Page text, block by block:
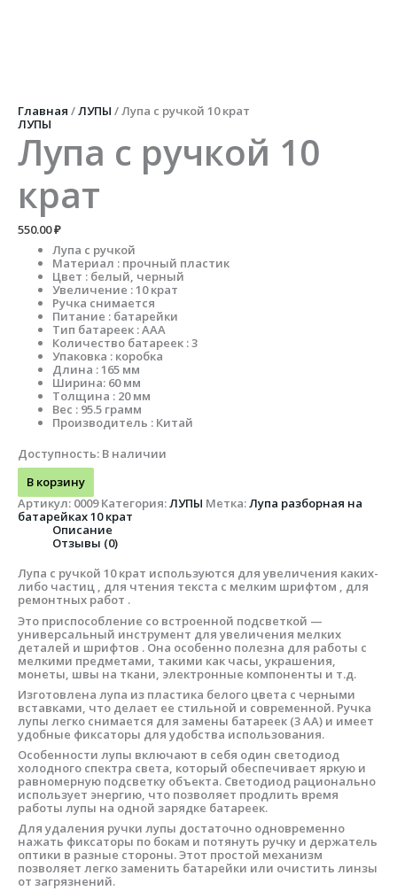
Главная /ЛУПЫ / Лупа с ручкой 10 крат
ЛУПЫ
Лупа с ручкой 10
крат
550.00₽
Лупа с ручкой
Материал : прочный пластик
Цвет : белый, черный
Увеличение : 10 крат
Ручка снимается
Питание : батарейки
Тип батареек : ААА
Количество батареек : 3
Упаковка : коробка
Длина : 165 мм
Ширина: 60 мм
Толщина : 20 мм
Вес : 95.5 грамм
Производитель : Китай
Доступность: В наличии
ручкой
10
крат
В корзину
Артикул: 0009 Категория:ЛУПЫ Метка:Лупа разборная на
батарейках 10 крат
Описание
Отзывы (0)
Лупа с ручкой 10 крат используются для увеличения каких-
либо частиц , для чтения текста с мелким шрифтом , для
ремонтных работ .
Это приспособление со встроенной подсветкой —
универсальный инструмент для увеличения мелких
деталей и шрифтов . Она особенно полезна для работы с
мелкими предметами, такими как часы, украшения,
монеты, швы на ткани, электронные компоненты и т.д.
Изготовлена лупа из пластика белого цвета с черными
вставками, что делает ее стильной и современной. Ручка
лупы легко снимается для замены батареек (3 АА) и имеет
удобные фиксаторы для удобства использования.
Особенности лупы включают в себя один светодиод
холодного спектра света, который обеспечивает яркую и
равномерную подсветку объекта. Светодиод рационально
использует энергию, что позволяет продлить время
работы лупы на одной зарядке батареек.
Для удаления ручки лупы достаточно одновременно
нажать фиксаторы по бокам и потянуть ручку и держатель
оптики в разные стороны. Этот простой механизм
позволяет легко заменить батарейки или очистить линзы
от загрязнений.